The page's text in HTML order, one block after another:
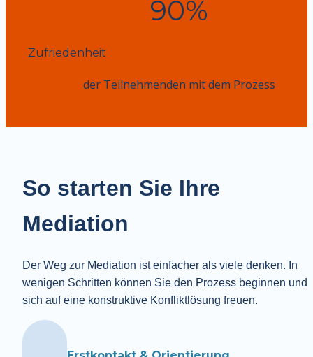
90%
Zufriedenheit
der Teilnehmenden mit dem Prozess
So starten Sie Ihre
Mediation
Der Weg zur Mediation ist einfacher als viele denken. In
wenigen Schritten können Sie den Prozess beginnen und
sich auf eine konstruktive Konfliktlösung freuen.